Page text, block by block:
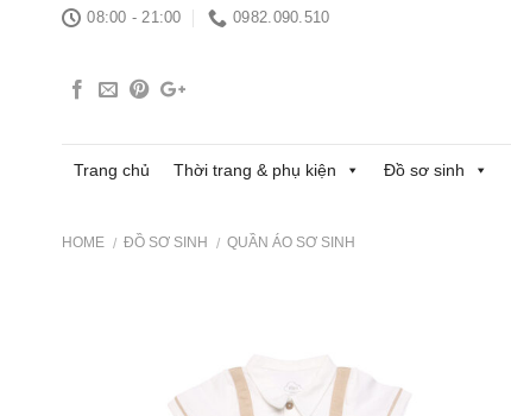
08:00 - 21:00 0982.090.510
Trang chủ Thời trang & phụ kiện Đồ sơ sinh
HOME / ĐỒ SƠ SINH / QUẦN ÁO SƠ SINH